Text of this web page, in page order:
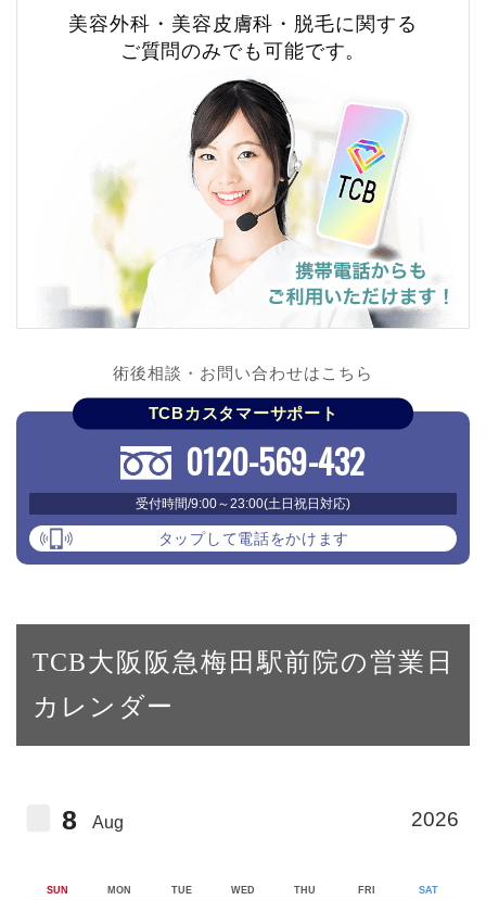
美容外科・美容皮膚科・脱毛に関する
ご質問のみでも可能です。
術後相談・お問い合わせはこちら
TCBカスタマーサポート
0120-569-432
受付時間/9:00～23:00(土日祝日対応)
タップして電話をかけます
TCB大阪阪急梅田駅前院の営業日
カレンダー